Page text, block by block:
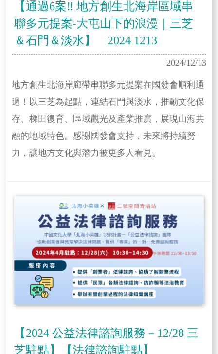
【通過6案‼️ 地方創生北海岸區域串
聯多元提案-大屯山下的浪漫｜三芝
＆石門＆淡水】 2024 1213
2024/12/13
地方創生北海岸廊帶串聯多元提案在國發會順利通
過！以三芝為起點，連結石門與淡水，推動文化保
存、梯田復育、區域觀光及產業推廣，展現山海共
融的地域特色。感謝國發會支持，未來將持續努
力，讓地方文化與潛力被更多人看見。
【2024 公益法律諮詢服務－12/28 三
芝駐點】【法律諮詢駐點】